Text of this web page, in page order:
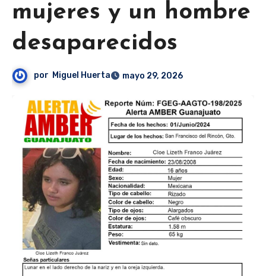
mujeres y un hombre
desaparecidos
por Miguel Huerta mayo 29, 2026